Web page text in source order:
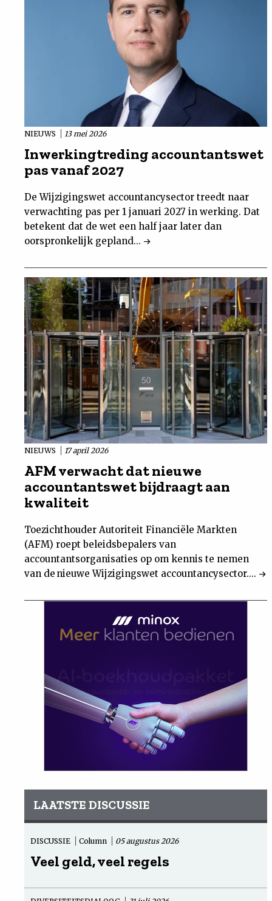
NIEUWS 13 mei 2026
Inwerkingtreding accountantswet
pas vanaf 2027
De Wijzigingswet accountancysector treedt naar
verwachting pas per 1 januari 2027 in werking. Dat
betekent dat de wet een half jaar later dan
oorspronkelijk gepland...
NIEUWS 17 april 2026
AFM verwacht dat nieuwe
accountantswet bijdraagt aan
kwaliteit
Toezichthouder Autoriteit Financiële Markten
(AFM) roept beleidsbepalers van
accountantsorganisaties op om kennis te nemen
van de nieuwe Wijzigingswet accountancysector....
LAATSTE DISCUSSIE
DISCUSSIE Column 05 augustus 2026
Veel geld, veel regels